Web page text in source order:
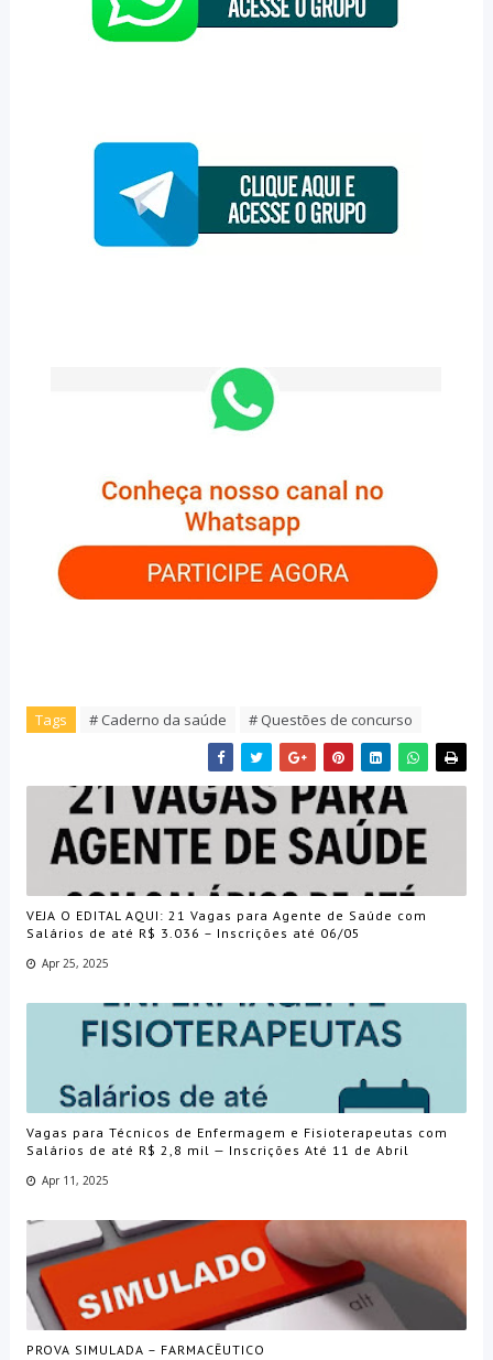
Tags # Caderno da saúde # Questões de concurso
VEJA O EDITAL AQUI: 21 Vagas para Agente de Saúde com
Salários de até R$ 3.036 – Inscrições até 06/05
Apr 25, 2025
Vagas para Técnicos de Enfermagem e Fisioterapeutas com
Salários de até R$ 2,8 mil — Inscrições Até 11 de Abril
Apr 11, 2025
PROVA SIMULADA – FARMACÊUTICO